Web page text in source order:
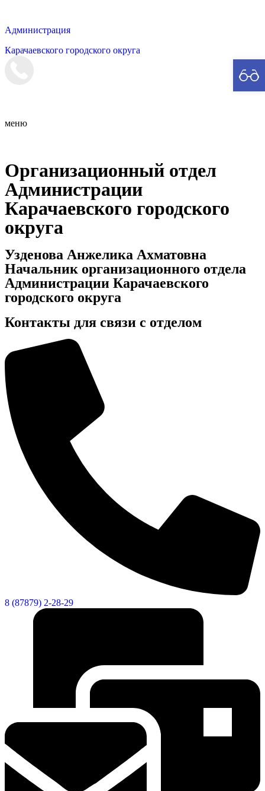
Администрация
Карачаевского городского округа
меню
Организационный отдел
Администрации
Карачаевского городского
округа
Узденова Анжелика Ахматовна
Начальник организационного отдела
Администрации Карачаевского
городского округа
Контакты для связи с отделом
8 (87879) 2-28-29
Мэр